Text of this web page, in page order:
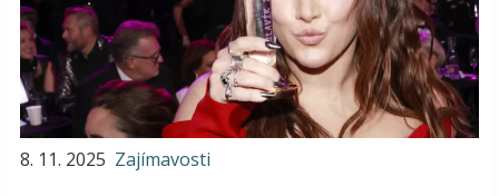
8. 11. 2025 Zajímavosti